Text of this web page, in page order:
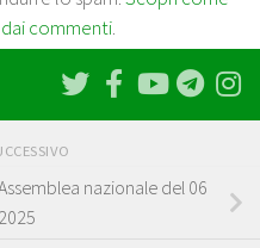
commenti.
nazionale del 06